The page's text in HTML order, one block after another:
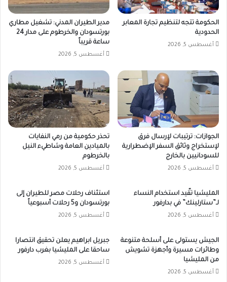
الحكومة تتجه لتنظيم تجارة المعابر
الحدودية
أغسطس 5, 2026
مدير الطيران المدني: تشغيل مطاري
بورتسودان والخرطوم على مدار 24
ساعة قريباً
أغسطس 5, 2026
الجوازات: ترتيبات لإرسال فرق
لإستخراج وثائق السفر الإضطرارية
للسودانيين بالخارج
أغسطس 5, 2026
تحذر حكومية من رمي النفايات
بالميادين العامة وشاطيء النيل
بالخرطوم
أغسطس 5, 2026
المليشيا تقّيد استخدام النساء
لـ”ستارلينك” في بدارفور
أغسطس 5, 2026
استئناف رحلات مصر للطيران إلى
بورتسودان و5 رحلات أسبوعياً
أغسطس 5, 2026
الجيش يستولى على أسلحة متنوعة
وطائرات مسيرة وأجهزة تشويش
من المليشيا
أغسطس 5, 2026
جبريل ابراهيم يعلن تحقيق انتصارا
ساحقا على المليشيا بغرب دارفور
أغسطس 5, 2026